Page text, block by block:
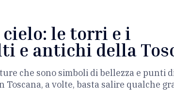
le torri e i
e antichi della
che sono simboli di bellezza e punti
Toscana, a volte, basta salire qualche